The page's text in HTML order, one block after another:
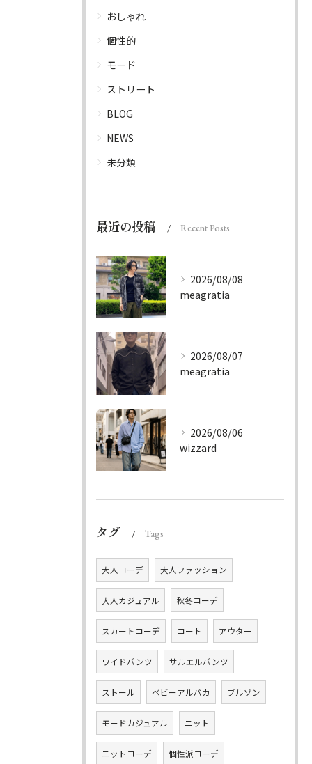
おしゃれ
個性的
モード
ストリート
BLOG
NEWS
未分類
最近の投稿 Recent Posts
2026/08/08
meagratia
2026/08/07
meagratia
2026/08/06
wizzard
タグ Tags
大人コーデ 大人ファッション
大人カジュアル 秋冬コーデ
スカートコーデ コート アウター
ワイドパンツ サルエルパンツ
ストール ベビーアルパカ ブルゾン
モードカジュアル ニット
ニットコーデ 個性派コーデ